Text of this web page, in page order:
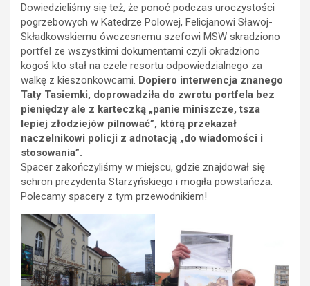
Dowiedzieliśmy się też, że ponoć podczas uroczystości
pogrzebowych w Katedrze Polowej, Felicjanowi Sławoj-
Składkowskiemu ówczesnemu szefowi MSW skradziono
portfel ze wszystkimi dokumentami czyli okradziono
kogoś kto stał na czele resortu odpowiedzialnego za
walkę z kieszonkowcami. Dopiero interwencja znanego
Taty Tasiemki, doprowadziła do zwrotu portfela bez
pieniędzy ale z karteczką „panie miniszcze, tsza
lepiej złodziejów pilnować”, którą przekazał
naczelnikowi policji z adnotacją „do wiadomości i
stosowania”.
Spacer zakończyliśmy w miejscu, gdzie znajdował się
schron prezydenta Starzyńskiego i mogiła powstańcza.
Polecamy spacery z tym przewodnikiem!